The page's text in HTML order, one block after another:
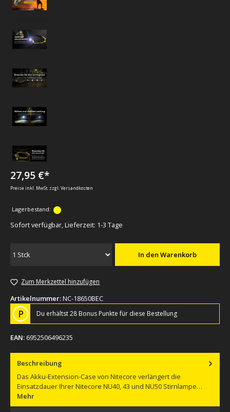
27,95 €*
Preise inkl. MwSt. zzgl. Versandkosten
Lagerbestand:
Sofort verfügbar, Lieferzeit: 1-3 Tage
In den Warenkorb
Zum Merkzettel hinzufügen
Artikelnummer:NC-18650BEC
P Du erhältst 28 Bonus Punkte für diese Bestellung
EAN: 6952506496235
Beschreibung
Das Akku-Extension-Case von Nitecore verlängert die
Einsatzdauer Ihrer Nitecore NU40, 43 und NU50 Stirnlampe…
Mehr